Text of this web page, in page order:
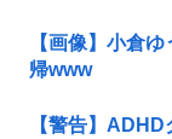
【画像】小倉
帰www
【警告】